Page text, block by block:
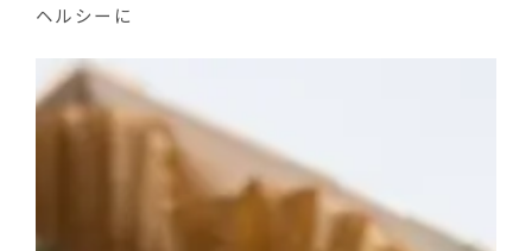
ヘルシーに